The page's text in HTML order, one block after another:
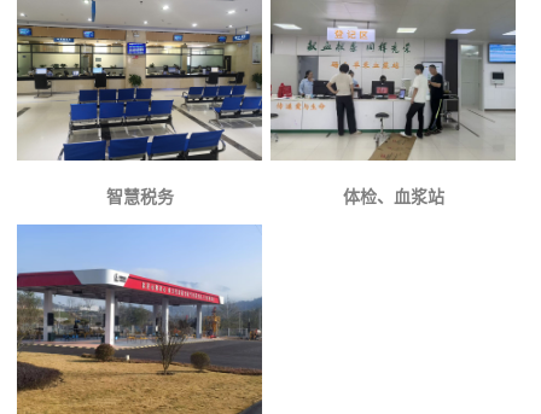
智慧税务 体检、血浆站